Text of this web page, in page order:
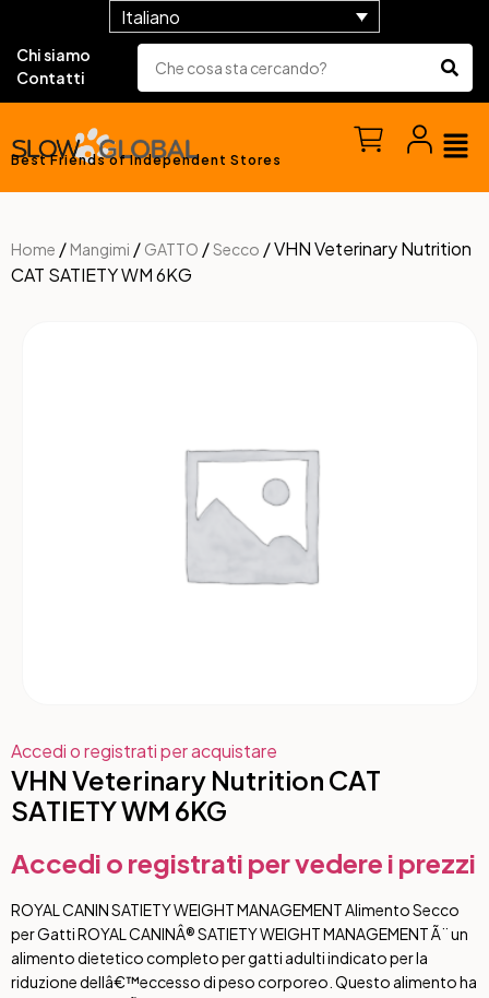
Italiano
Chi siamo
Contatti
Best Friends of Independent Stores
Home / Mangimi / GATTO /Secco / VHN Veterinary Nutrition
CAT SATIETY WM 6KG
Accedi o registrati per acquistare
VHN Veterinary Nutrition CAT
SATIETY WM 6KG
Accedi o registrati per vedere i prezzi
ROYAL CANIN SATIETY WEIGHT MANAGEMENT Alimento Secco
per Gatti ROYAL CANINÂ® SATIETY WEIGHT MANAGEMENT Ã¨ un
alimento dietetico completo per gatti adulti indicato per la
riduzione dellâ€™eccesso di peso corporeo. Questo alimento ha